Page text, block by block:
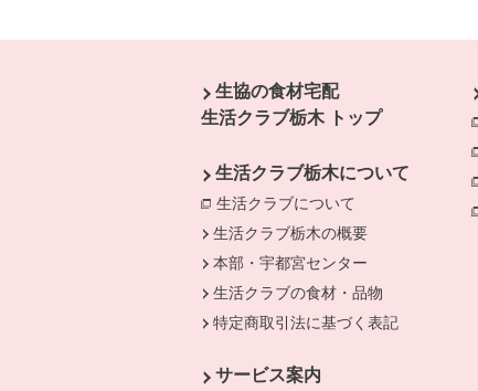
生協の食材宅配
生活クラブ栃木 トップ
生活クラブ栃木について
生活クラブについて
生活クラブ栃木の概要
本部・宇都宮センター
生活クラブの食材・品物
特定商取引法に基づく表記
サービス案内